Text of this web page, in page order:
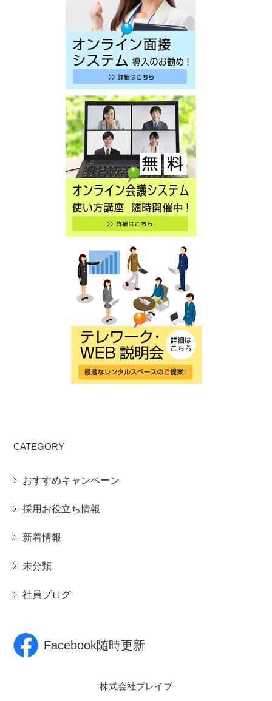
CATEGORY
おすすめキャンペーン
採用お役立ち情報
新着情報
未分類
社員ブログ
Facebook随時更新
株式会社ブレイブ